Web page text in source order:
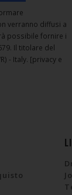
verranno diffusi a
possibile fornire i
Il titolare del
- Italy. [privacy e